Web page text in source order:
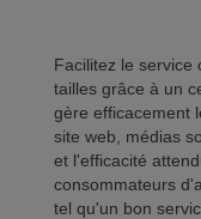
Facilitez le service
tailles grâce à un
gère efficacement
site web, médias
et l'efficacité
consommateurs
tel qu'un bon